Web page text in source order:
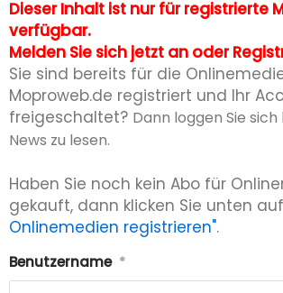
Dieser Inhalt ist nur für registrierte
verfügbar.
Melden Sie sich jetzt an oder
Sie sind bereits für die
Moproweb.de registriert und Ihr
freigeschaltet? Dann loggen Sie
News zu lesen.
Haben Sie noch kein Abo für
gekauft, dann klicken Sie unten auf
Onlinemedien registrieren".
Benutzername *